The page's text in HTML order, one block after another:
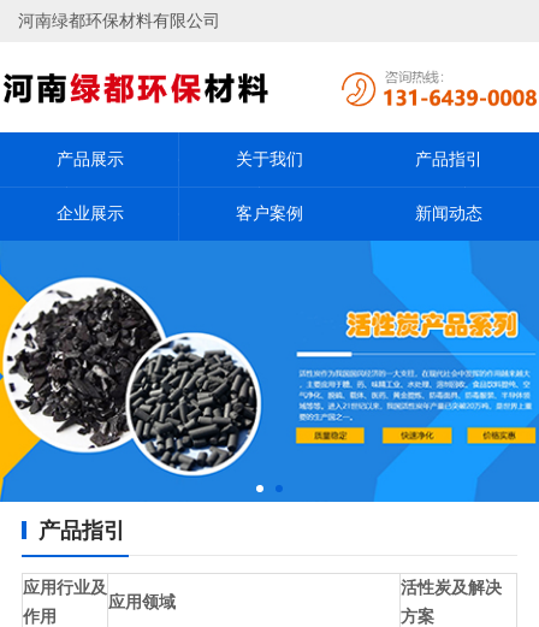
河南绿都环保材料有限公司
产品展示 关于我们 产品指引
企业展示 客户案例 新闻动态
产品指引
应用行业及
作用
应用领域
活性炭及解决
方案